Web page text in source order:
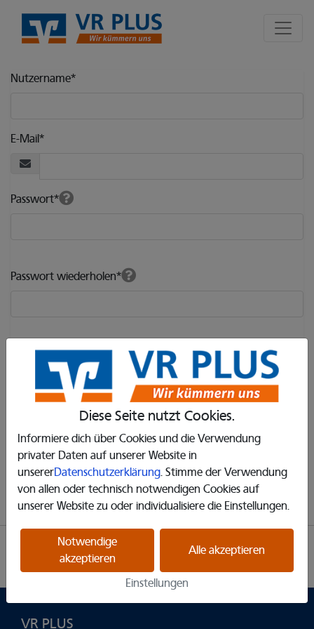
Seite
Diese Seite nutzt Cookies.
Informiere dich über Cookies und die Verwendung
privater Daten auf unserer Website in
unsererDatenschutzerklärung. Stimme der Verwendung
von allen oder technisch notwendigen Cookies auf
unserer Website zu oder individualisiere die Einstellungen.
Notwendige
akzeptieren
Alle akzeptieren
Einstellungen
Klicken Sie, um die Navigation zu überspringen und zum
Nutzer Registrierungsformular
Nutzername*
E-Mail*
Passwort*
Passwort wiederholen*
Felder mit einem * sind erforderlich.
Ich habe die Nutzungsbedingungengelesen und stimme
ihnen zu.
Ich habe dieDatenschutzerklärungzur Kenntnis
genommen.
Registrieren
Impressum
VR PLUS